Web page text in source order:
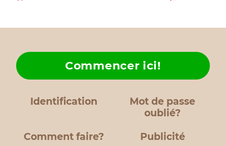
Identification
Mot de passe
oublié?
Comment faire?
Commencer ici!
Publicité